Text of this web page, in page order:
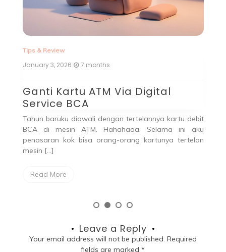
Tips & Review
November 18, 2025 9 months
Belanja di IKEA Alam Sutera
untuk Pertama Kali
Memangnya ada, ya, orang Tangerang yang belum
pernah belanja di IKEA Alam Sutera? ADA!!! Itu aku!
Hahaha. Sudah lebih dari 10 tahun […]
Leave a Reply
Your email address will not be published. Required
fields are marked*